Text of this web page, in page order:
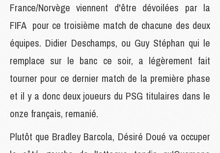
France/Norvège viennent d'être dévoilées par la
FIFA pour ce troisième match de chacune des deux
équipes. Didier Deschamps, ou Guy Stéphan qui le
remplace sur le banc ce soir, a légèrement fait
tourner pour ce dernier match de la première phase
et il y a donc deux joueurs du PSG titulaires dans le
onze français, remanié.
Plutôt que Bradley Barcola, Désiré Doué va occuper